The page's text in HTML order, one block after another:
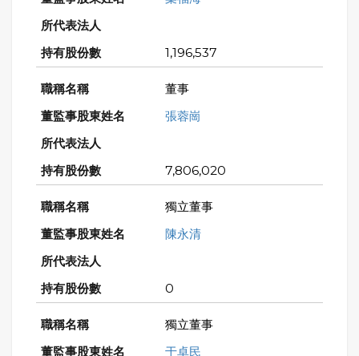
1,196,537
董事
張蓉崗
7,806,020
獨立董事
陳永清
0
獨立董事
于卓民